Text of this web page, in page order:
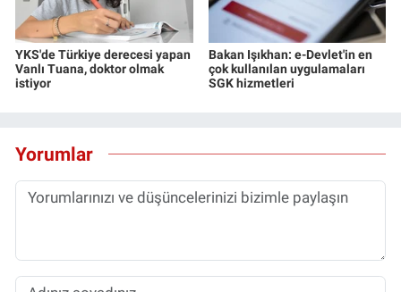
YKS'de Türkiye derecesi yapan
Vanlı Tuana, doktor olmak
istiyor
Bakan Işıkhan: e-Devlet'in en
çok kullanılan uygulamaları
SGK hizmetleri
Yorumlar